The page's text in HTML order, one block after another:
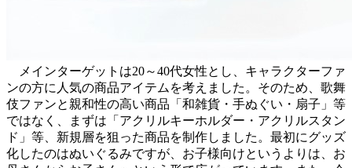
メインターゲットは20～40代女性とし、キャラクターファ
ンの方に人気の商品アイテムを考えました。そのため、歌舞
伎ファンと親和性の高い商品「和雑貨・手ぬぐい・扇子」等
ではなく、まずは「アクリルキーホルダー・アクリルスタン
ド」等、新規層を狙った商品を制作しました。最初にグッズ
化したのはぬいぐるみですが、お子様向けというよりは、お